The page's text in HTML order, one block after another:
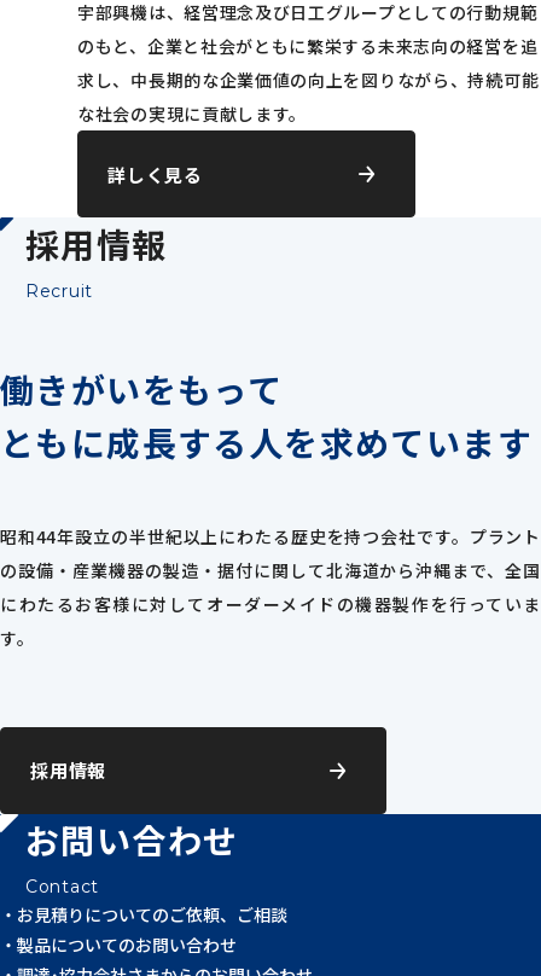
宇部興機は、経営理念及び日工グループとしての行動規範
のもと、企業と社会がともに繁栄する未来志向の経営を追
求し、中長期的な企業価値の向上を図りながら、持続可能
な社会の実現に貢献します。
詳しく見る
採用情報
Recruit
働きがいをもって
ともに成長する人を求めています
昭和44年設立の半世紀以上にわたる歴史を持つ会社です。プラント
の設備・産業機器の製造・据付に関して北海道から沖縄まで、全国
にわたるお客様に対してオーダーメイドの機器製作を行っていま
す。
採用情報
お問い合わせ
Contact
お見積りについてのご依頼、ご相談
製品についてのお問い合わせ